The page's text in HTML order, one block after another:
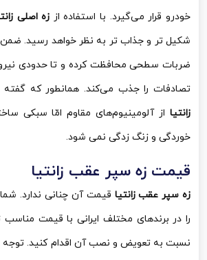
خودرو قرار می‌گیرد. با استفاده از زه اصلی
شکیل تر و جذاب تر به نظر خواهد رسید. ضمن
ضربات سطحی محافظت کرده و تا حدودی
تصادفات را جذب می‌کند. همانطور که
زانتیا از آلومینیوم‌های مقاوم امّا سبکی
خوردگی و زنگ زدگی نمی شود.
قیمت زه سپر عقب زانتیا
زه سپر عقب زانتیا قیمت آن چنانی ندارد.
را در برندهای مختلف ایرانی با قیمت
نسبت به تعویض و نصب آن اقدام کنید. توجه